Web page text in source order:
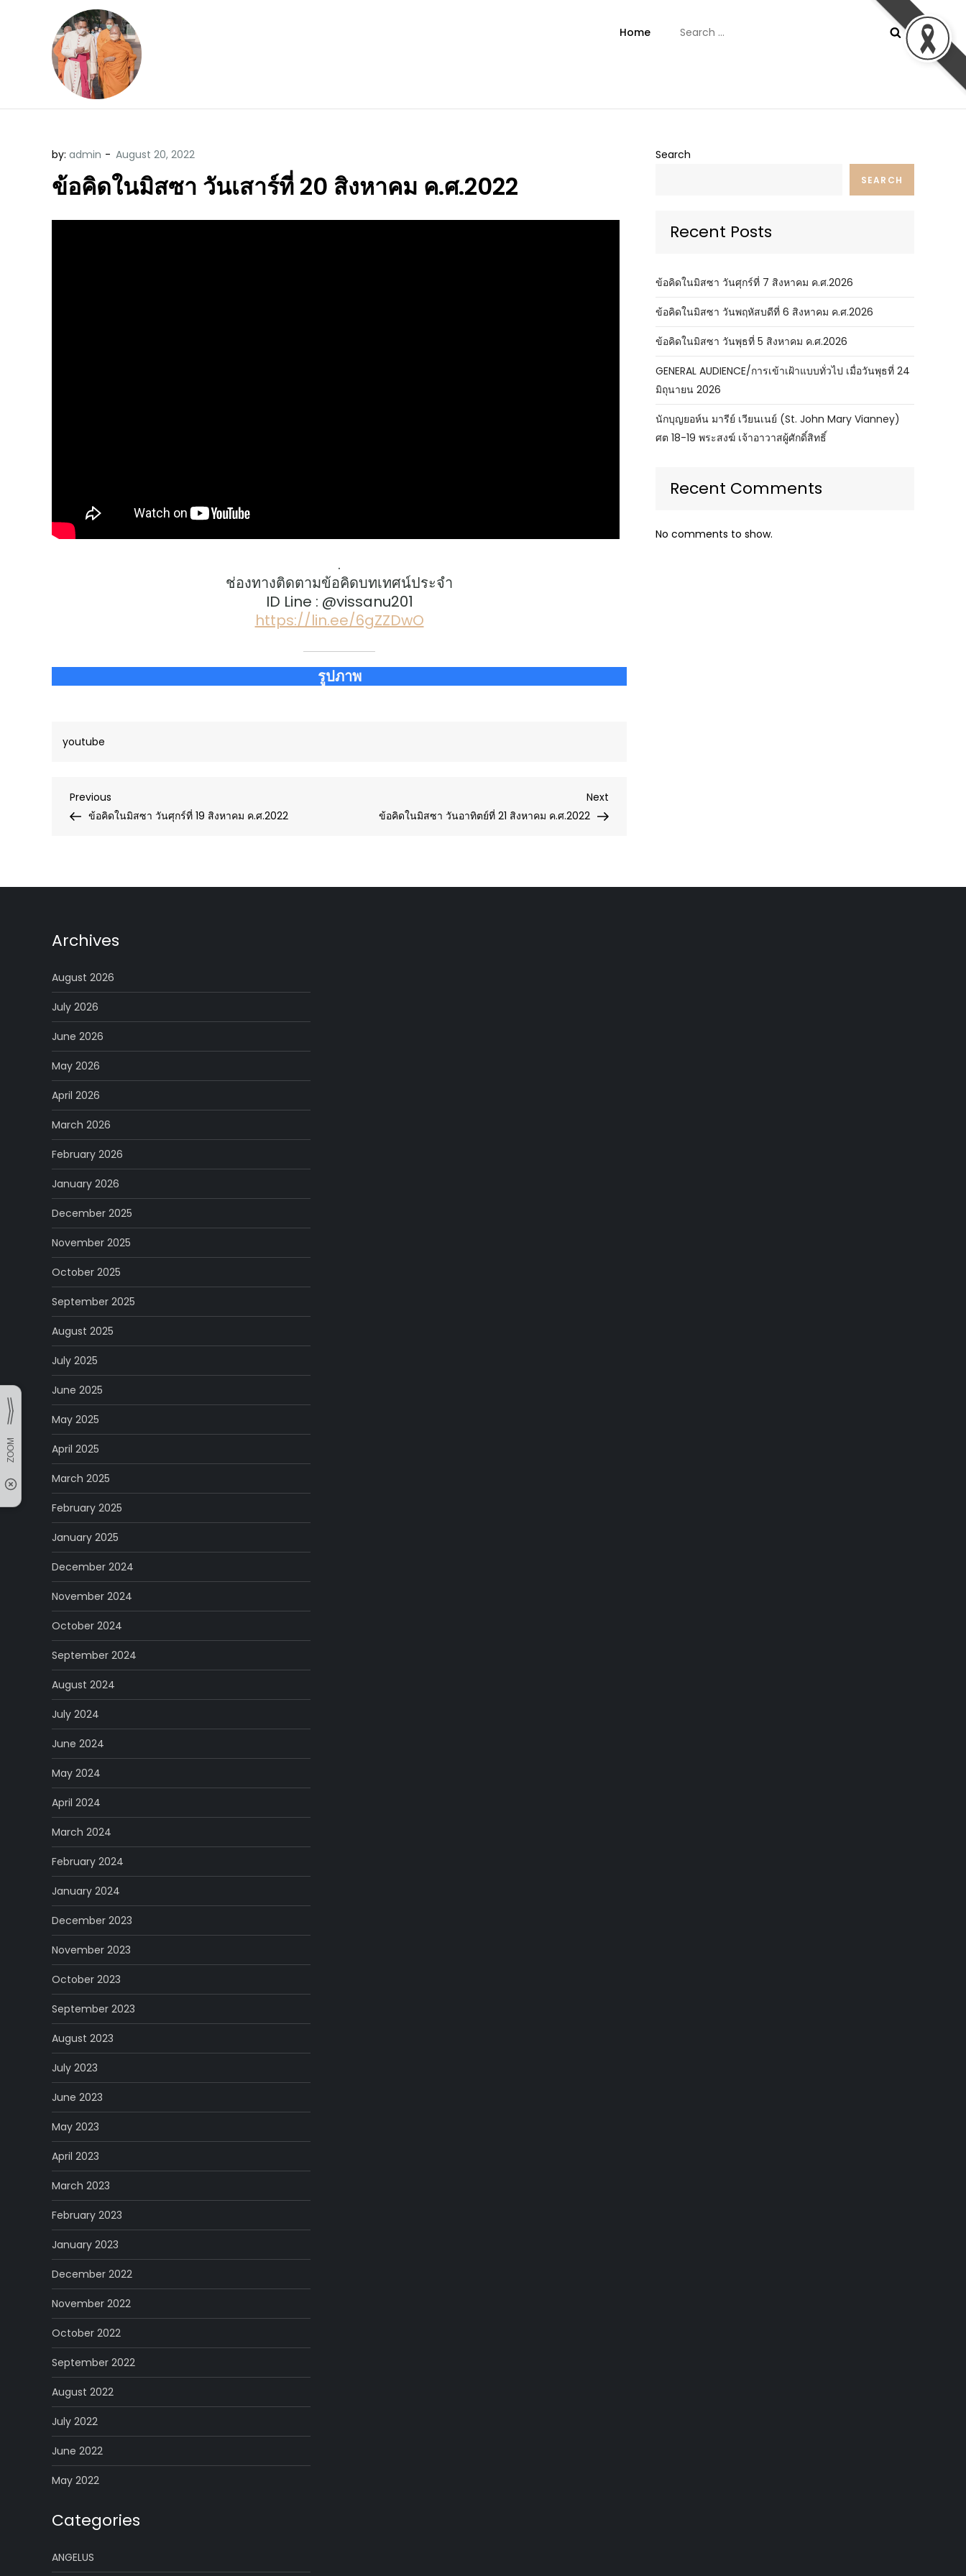
Home
for:
by: admin
ข้อคิดในมิสซา วันเสาร์ที่ 20 สิงหาคม ค.ศ.2022
.
ช่องทางติดตามข้อคิดบทเทศน์ประจำ
ID Line : @vissanu201
https://lin.ee/6gZZDwO
รูปภาพ
youtube
Post
Previous
Post
Previous
ข้อคิดในมิสซา วันศุกร์ที่ 19 สิงหาคม ค.ศ.2022
Post
Next
ข้อคิดในมิสซา วันอาทิตย์ที่ 21 สิงหาคม ค.ศ.2022
Search
SEARCH
Recent Posts
ข้อคิดในมิสซา วันศุกร์ที่ 7 สิงหาคม ค.ศ.2026
ข้อคิดในมิสซา วันพฤหัสบดีที่ 6 สิงหาคม ค.ศ.2026
ข้อคิดในมิสซา วันพุธที่ 5 สิงหาคม ค.ศ.2026
GENERAL AUDIENCE/การเข้าเฝ้าแบบทั่วไป เมื่อวันพุธที่ 24
มิถุนายน 2026
นักบุญยอห์น มารีย์ เวียนเนย์ (St. John Mary Vianney)
ศต 18-19 พระสงฆ์ เจ้าอาวาสผู้ศักดิ์สิทธิ์
Recent Comments
No comments to show.
Archives
August 2026
July 2026
June 2026
May 2026
April 2026
March 2026
February 2026
January 2026
December 2025
November 2025
October 2025
September 2025
August 2025
July 2025
June 2025
May 2025
April 2025
March 2025
February 2025
January 2025
December 2024
November 2024
October 2024
September 2024
August 2024
July 2024
June 2024
May 2024
April 2024
March 2024
February 2024
January 2024
December 2023
November 2023
October 2023
September 2023
August 2023
July 2023
June 2023
May 2023
April 2023
March 2023
February 2023
January 2023
December 2022
November 2022
October 2022
September 2022
August 2022
July 2022
June 2022
May 2022
Categories
ANGELUS